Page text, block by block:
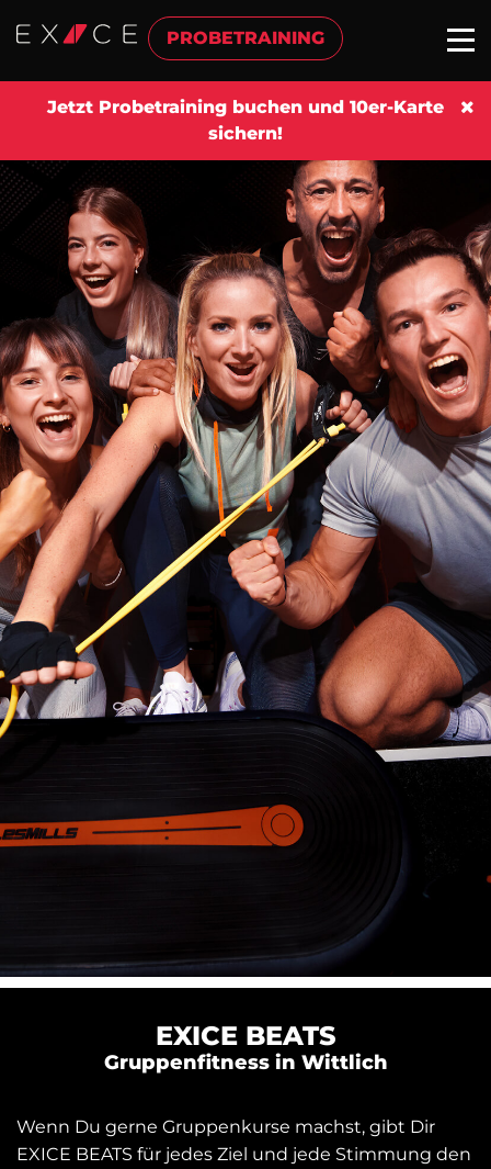
PROBETRAINING
Jetzt Probetraining buchen und 10er-Karte
sichern!
EXICE BEATS
Gruppenfitness in Wittlich
Wenn Du gerne Gruppenkurse machst, gibt Dir
EXICE BEATS für jedes Ziel und jede Stimmung den